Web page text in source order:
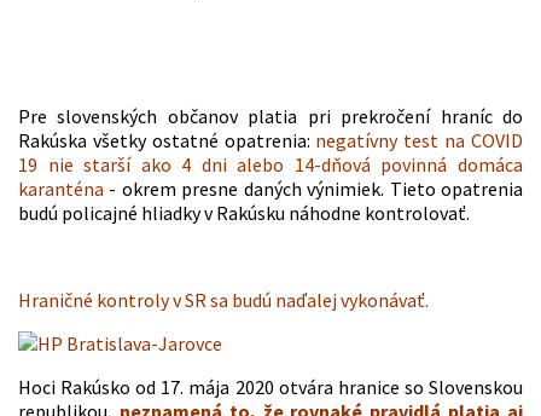
Pre slovenských občanov platia pri prekročení hraníc do
Rakúska všetky ostatné opatrenia: negatívny test na COVID
19 nie starší ako 4 dni alebo 14-dňová povinná domáca
karanténa - okrem presne daných výnimiek. Tieto opatrenia
budú policajné hliadky v Rakúsku náhodne kontrolovať.
Hraničné kontroly v SR sa budú naďalej vykonávať.
Hoci Rakúsko od 17. mája 2020 otvára hranice so Slovenskou